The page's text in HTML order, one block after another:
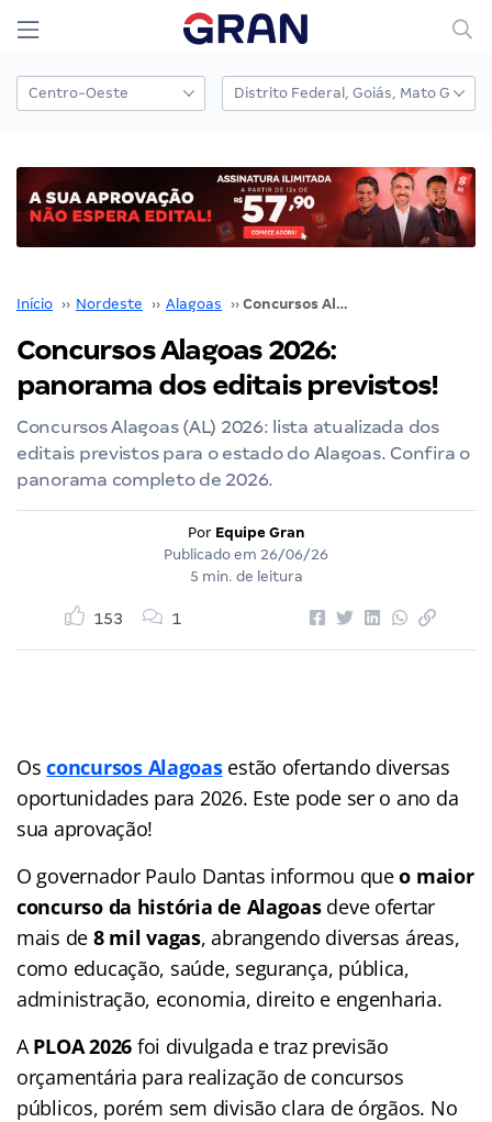
Início ›› Nordeste ›› Alagoas ›› Concursos Alagoas 2026: panorama dos editais previstos!
Concursos Alagoas 2026:
panorama dos editais previstos!
Concursos Alagoas (AL) 2026: lista atualizada dos
editais previstos para o estado do Alagoas. Confira o
panorama completo de 2026.
Por Equipe Gran
Publicado em 26/06/26
5 min. de leitura
153 1
Osconcursos Alagoas estão ofertando diversas
oportunidades para 2026. Este pode ser o ano da
sua aprovação!
O governador Paulo Dantas informou queo maior
concurso da história de Alagoasdeve ofertar
mais de 8 mil vagas, abrangendo diversas áreas,
como educação, saúde, segurança, pública,
administração, economia, direito e engenharia.
APLOA 2026 foi divulgada e traz previsão
orçamentária para realização de concursos
públicos, porém sem divisão clara de órgãos. No